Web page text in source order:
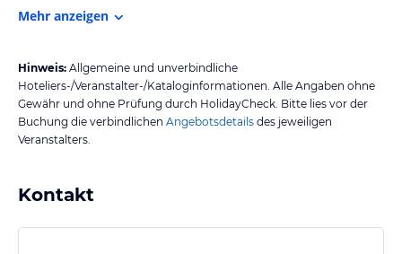
Mehr anzeigen
Hinweis: Allgemeine und unverbindliche
Hoteliers-/Veranstalter-/Kataloginformationen. Alle Angaben ohne
Gewähr und ohne Prüfung durch HolidayCheck. Bitte lies vor der
Buchung die verbindlichen Angebotsdetails des jeweiligen
Veranstalters.
Kontakt